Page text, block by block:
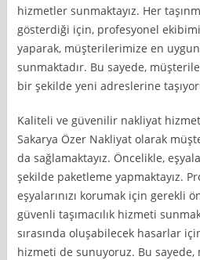
hizmetler sunmaktayız. Her
gösterdiği için, profesyonel
yaparak, müşterilerimize en
sunmaktadır. Bu sayede,
bir şekilde yeni adreslerine
Kaliteli ve güvenilir nakliyat
Sakarya Özer Nakliyat olarak
da sağlamaktayız. Öncelikle,
şekilde paketleme yapmaktayız.
eşyalarınızı korumak için gerekli
güvenli taşımacılık hizmeti
sırasında oluşabilecek hasarlar
hizmeti de sunuyoruz. Bu